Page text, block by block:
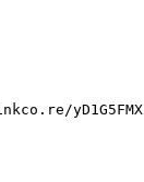
yD1G5FMX